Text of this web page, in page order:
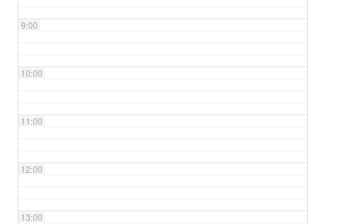
9:00
10:00
11:00
12:00
13:00